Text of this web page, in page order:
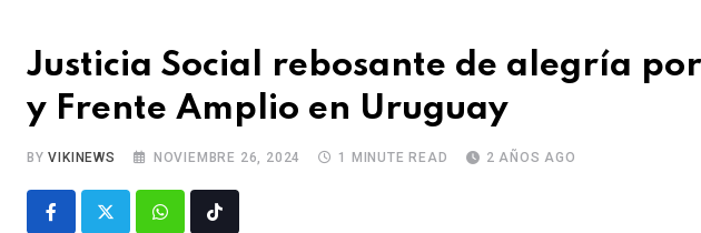
Justicia Social rebosante de alegría
y Frente Amplio en Uruguay
BYVIKINEWS NOVIEMBRE 26, 2024 1 MINUTE READ 2 AÑOS AGO